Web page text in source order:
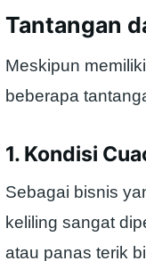
Tantangan
Meskipun
beberapa
1. Kondisi
Sebagai bisnis
keliling sangat
atau panas terik